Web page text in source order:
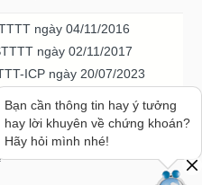
ngày 04/11/2016
ngày 02/11/2017
ICP ngày 20/07/2023
Truyền thông TPHCM
nhiệm
NGA
Bạn cần thông tin hay ý tưởng
hay lời khuyên về chứng khoán?
Hãy hỏi mình nhé!